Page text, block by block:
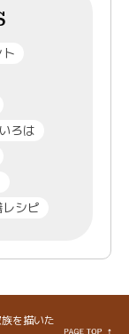
ろは
シピ
を描いた